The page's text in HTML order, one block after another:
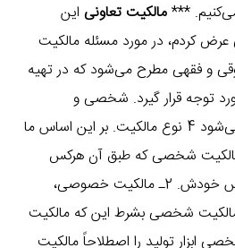
***مالکیت تعاونی این
کردم، در مورد مسئله مالکیت
و فقهی مطرح می‌شود که در تهیه
توجه قرار گیرد. شخصی و
خصوصی که این حساب می‌شود 4 نوع مالکیت. بر این اساس ما
مالکیت داریم: 1ـ مالکیت شخصی که طبق آن هرکس
مالک چیزی است مثل لباس خودش. 2ـ مالکیت خصوصی،
شخصی بشرط این که مالکیت
ابزار تولید را اصطلاحاً مالکیت